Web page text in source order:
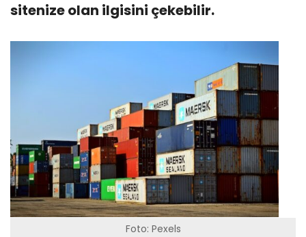
sitenize olan ilgisini çekebilir.
Foto: Pexels